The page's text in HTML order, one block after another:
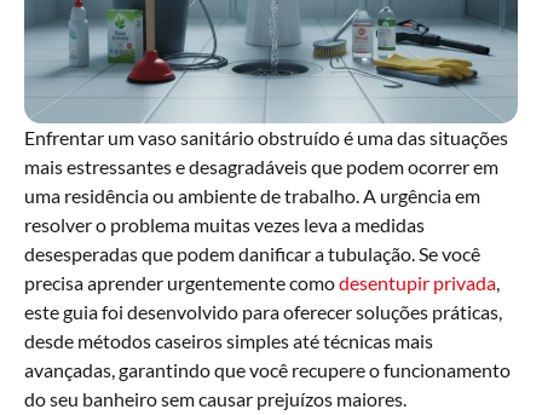
Enfrentar um vaso sanitário obstruído é uma das situações
mais estressantes e desagradáveis que podem ocorrer em
uma residência ou ambiente de trabalho. A urgência em
resolver o problema muitas vezes leva a medidas
desesperadas que podem danificar a tubulação. Se você
precisa aprender urgentemente comodesentupir privada
este guia foi desenvolvido para oferecer soluções práticas,
desde métodos caseiros simples até técnicas mais
avançadas, garantindo que você recupere o funcionamento
do seu banheiro sem causar prejuízos maiores.